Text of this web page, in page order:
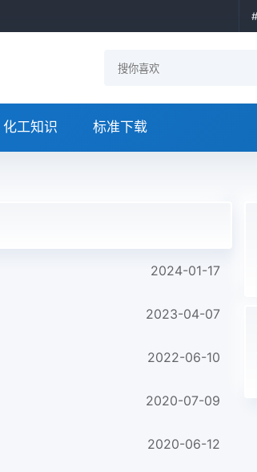
化工知识 标准下载
2024-01-17
2023-04-07
2022-06-10
2020-07-09
2020-06-12